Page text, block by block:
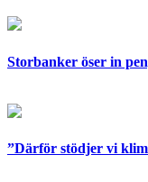
Storbanker öser in
”Därför stödjer vi